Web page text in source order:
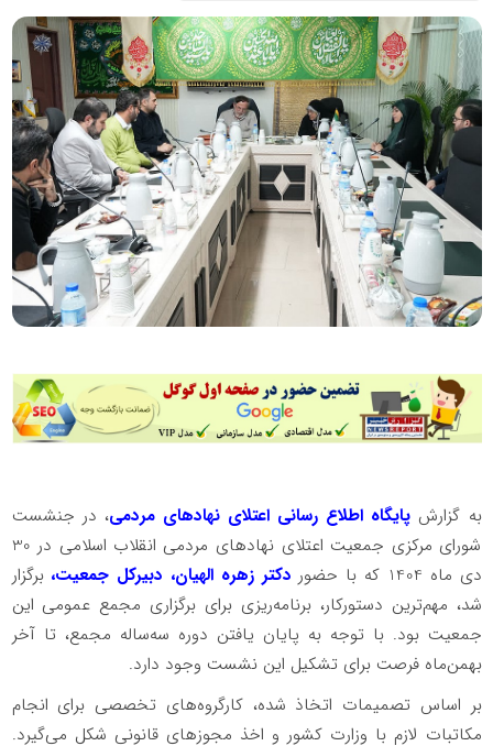
به گزارش پایگاه اطلاع رسانی اعتلای نهادهای مردمی، در جنشست
شورای مرکزی جمعیت اعتلای نهادهای مردمی انقلاب اسلامی در 30
دی ماه 1404 که با حضور
دکتر زهره الهیان، دبیرکل جمعیت، برگزار
شد، مهم‌ترین دستورکار، برنامه‌ریزی برای برگزاری مجمع عمومی این
جمعیت بود. با توجه به پایان یافتن دوره سه‌ساله مجمع، تا آخر
بهمن‌ماه فرصت برای تشکیل این نشست وجود دارد.
بر اساس تصمیمات اتخاذ شده، کارگروه‌های تخصصی برای انجام
مکاتبات لازم با وزارت کشور و اخذ مجوزهای قانونی شکل می‌گیرد.